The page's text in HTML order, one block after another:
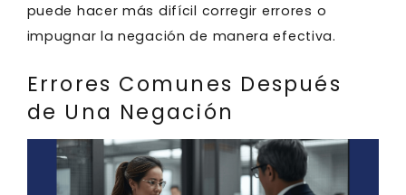
puede hacer más difícil corregir errores o
impugnar la negación de manera efectiva.
Errores Comunes Después
de Una Negación